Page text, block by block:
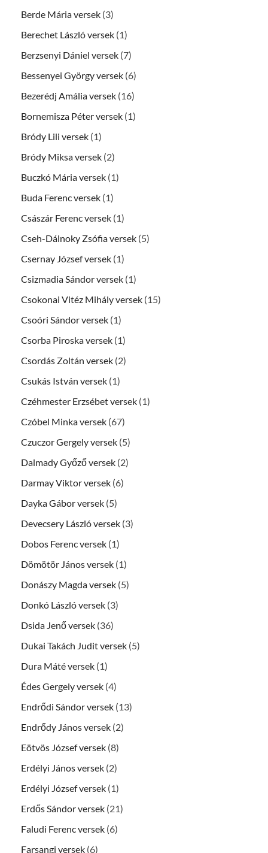
Berde Mária versek (3)
Berechet László versek (1)
Berzsenyi Dániel versek (7)
Bessenyei György versek (6)
Bezerédj Amália versek (16)
Bornemisza Péter versek (1)
Bródy Lili versek (1)
Bródy Miksa versek (2)
Buczkó Mária versek (1)
Buda Ferenc versek (1)
Császár Ferenc versek (1)
Cseh-Dálnoky Zsófia versek (5)
Csernay József versek (1)
Csizmadia Sándor versek (1)
Csokonai Vitéz Mihály versek (15)
Csoóri Sándor versek (1)
Csorba Piroska versek (1)
Csordás Zoltán versek (2)
Csukás István versek (1)
Czéhmester Erzsébet versek (1)
Czóbel Minka versek (67)
Czuczor Gergely versek (5)
Dalmady Győző versek (2)
Darmay Viktor versek (6)
Dayka Gábor versek (5)
Devecsery László versek (3)
Dobos Ferenc versek (1)
Dömötör János versek (1)
Donászy Magda versek (5)
Donkó László versek (3)
Dsida Jenő versek (36)
Dukai Takách Judit versek (5)
Dura Máté versek (1)
Édes Gergely versek (4)
Endrődi Sándor versek (13)
Endrődy János versek (2)
Eötvös József versek (8)
Erdélyi János versek (2)
Erdélyi József versek (1)
Erdős Sándor versek (21)
Faludi Ferenc versek (6)
Farsangi versek (6)